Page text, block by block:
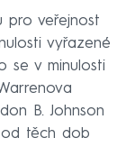
pro veřejnost
vyřazené
se v minulosti
B. Johnson
od těch dob